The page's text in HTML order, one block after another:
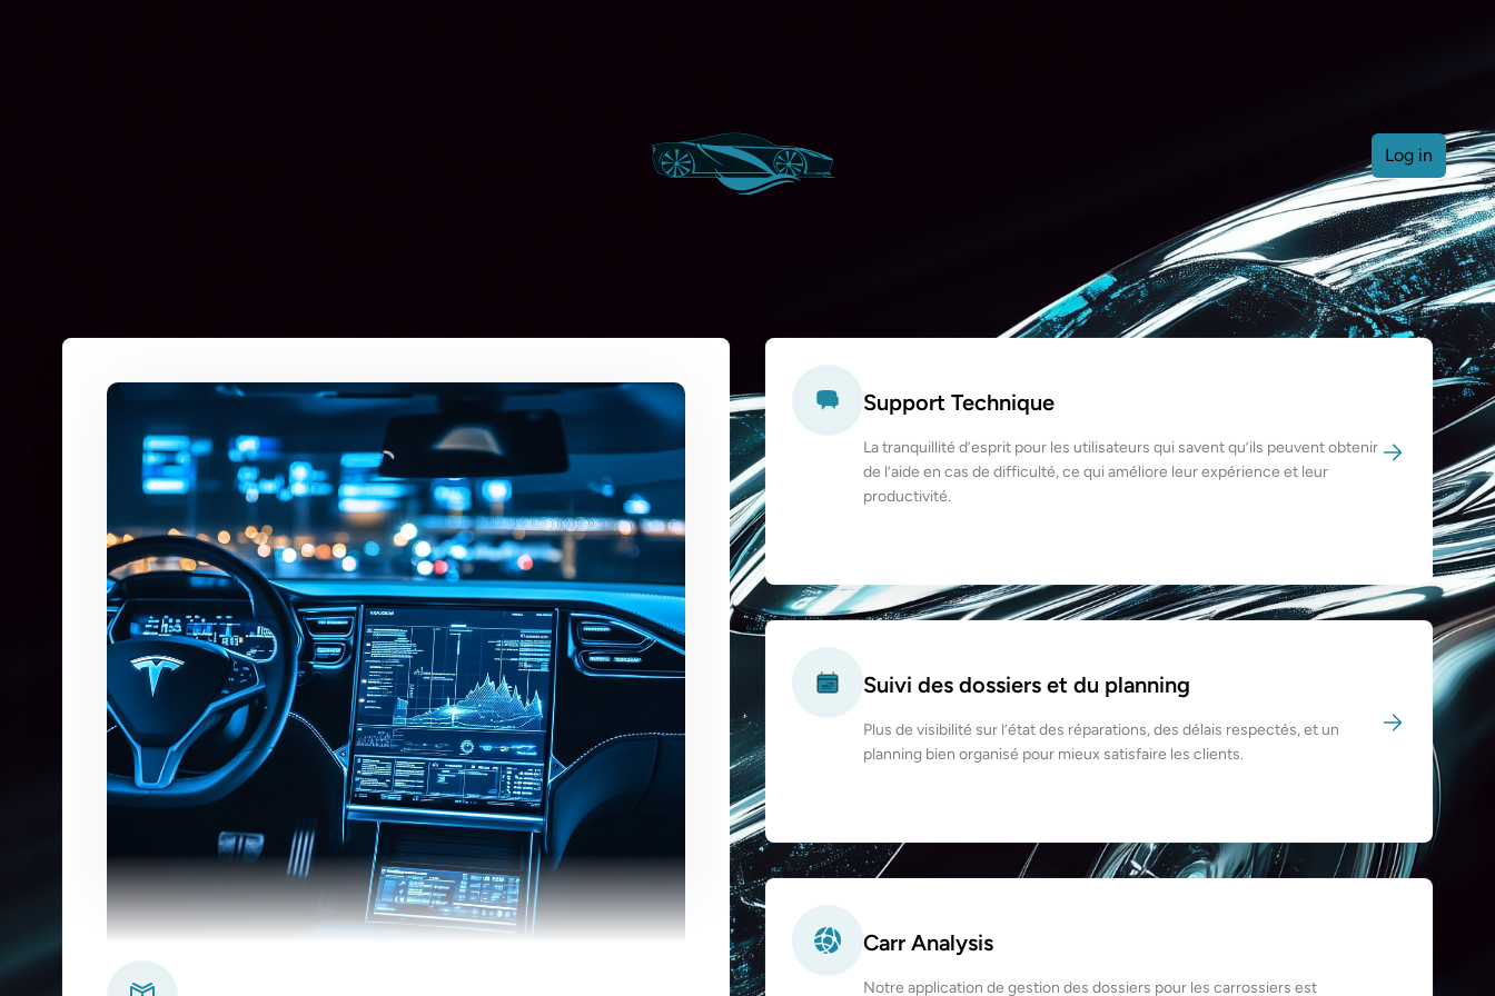
Log in
Support Technique
La tranquillité d’esprit pour les utilisateurs qui savent qu’ils peuvent obtenir
de l’aide en cas de difficulté, ce qui améliore leur expérience et leur
productivité.
Suivi des dossiers et du planning
Plus de visibilité sur l’état des réparations, des délais respectés, et un
planning bien organisé pour mieux satisfaire les clients.
Carr Analysis
Notre application de gestion des dossiers pour les carrossiers est